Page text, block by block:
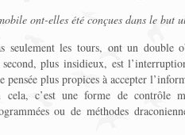
ont-elles été conçues dans le but
seulement les tours, ont un
plus insidieux, est
pensée plus propices à accepter
c’est une forme de contrôle
ou de méthodes